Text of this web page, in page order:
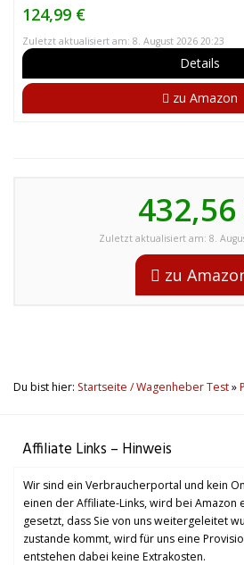
124,99 €
Zuletzt aktualisiert am: 8. August 2026 20:23
Details
zu Amazon
432,56
Zuletzt aktualisiert am: 8.
zu
Du bist hier: Startseite / Wagenheber Test»
Affiliate Links – Hinweis
Wir sind ein Verbraucherportal und kein
einen der Affiliate-Links, wird bei Amazon
gesetzt, dass Sie von uns weitergeleitet
zustande kommt, wird für uns eine
entstehen dabei keine Extrakosten.